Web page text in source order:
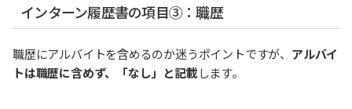
インターン履歴書の項目③：職歴
職歴にアルバイトを含めるのか迷うポイントですが、 アルバイ
トは職歴に含めず、「なし」と記載します。